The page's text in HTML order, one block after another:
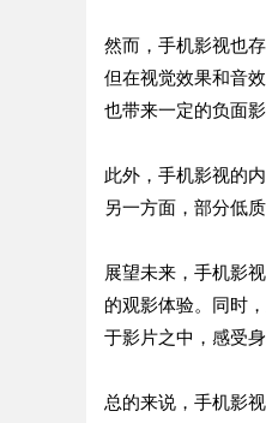
然而，手机影视也
但在视觉效果和音
也带来一定的负面影
此外，手机影视的
另一方面，部分低
展望未来，手机影
的观影体验。同时
于影片之中，感受
总的来说，手机影